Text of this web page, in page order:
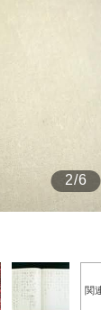
2/6
関